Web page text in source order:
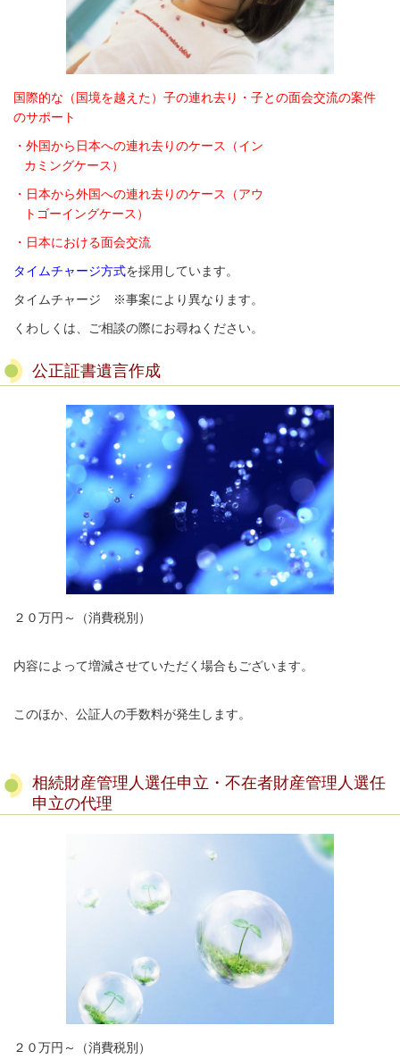
国際的な（国境を越えた）子の連れ去り・子との面会交流の案件
のサポート
・外国から日本への連れ去りのケース
（イン
カミングケース）
・日本から外国への連れ去りのケース（アウ
トゴーイングケース）
・日本における面会交流
タイムチャージ方式を採用しています。
タイムチャージ
※事案により異なります。
くわしくは、ご相談の際にお尋ねください。
公正証書遺言作成
２０万円～（消費税別）
内容によって増減させていただく場合もございます。
このほか、公証人の手数料が発生します。
相続財産管理人選任申立・不在者財産管理人選任
申立の代理
２０万円～（消費税別）